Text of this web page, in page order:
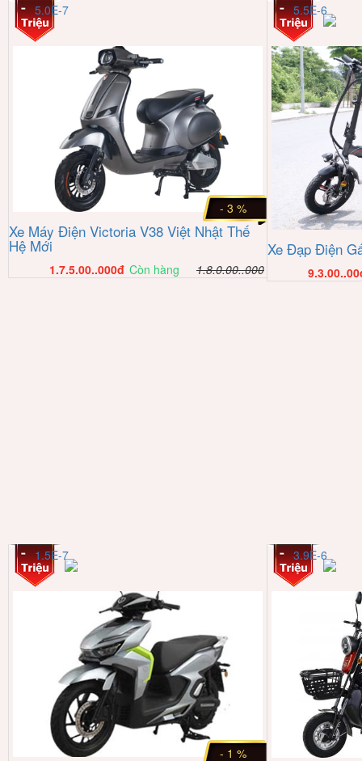
5.0E-7
Xe Máy Điện Victoria V38 Việt Nhật Thế
Hệ Mới
1.8.0.00..000
- 3 %
1.7.5.00..000đ Còn hàng
5.5E-6
Xe Đạp Điện
9.3.00..00
1.5E-7
- 1 %
3.9E-6